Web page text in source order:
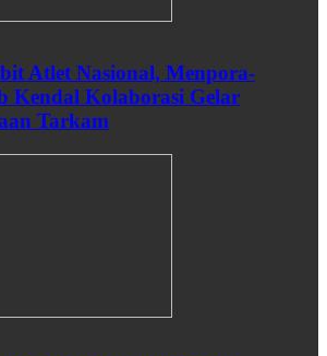
Atlet Nasional, Menpora-
Kendal Kolaborasi Gelar
Tarkam